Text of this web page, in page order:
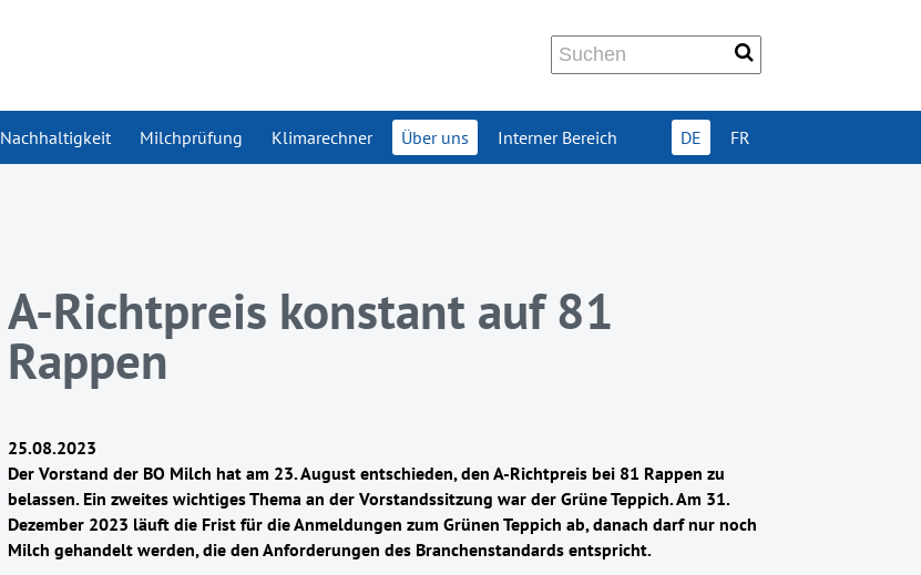
Nachhaltigkeit Milchprüfung Klimarechner Über uns Interner Bereich DE FR
A-Richtpreis konstant auf 81
Rappen
25.08.2023
Der Vorstand der BO Milch hat am 23. August entschieden, den A-Richtpreis bei 81 Rappen zu
belassen. Ein zweites wichtiges Thema an der Vorstandssitzung war der Grüne Teppich. Am 31.
Dezember 2023 läuft die Frist für die Anmeldungen zum Grünen Teppich ab, danach darf nur noch
Milch gehandelt werden, die den Anforderungen des Branchenstandards entspricht.